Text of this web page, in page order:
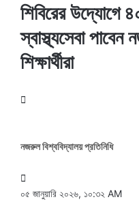
শিবিরের উদ্যোগে
স্বাস্থ্যসেবা
শিক্ষার্থীরা
নজরুল বিশ্ববিদ্যালয় প্রতিনিধি
০৫ জানুয়ারি ২০২৬, ১০:৩২ AM